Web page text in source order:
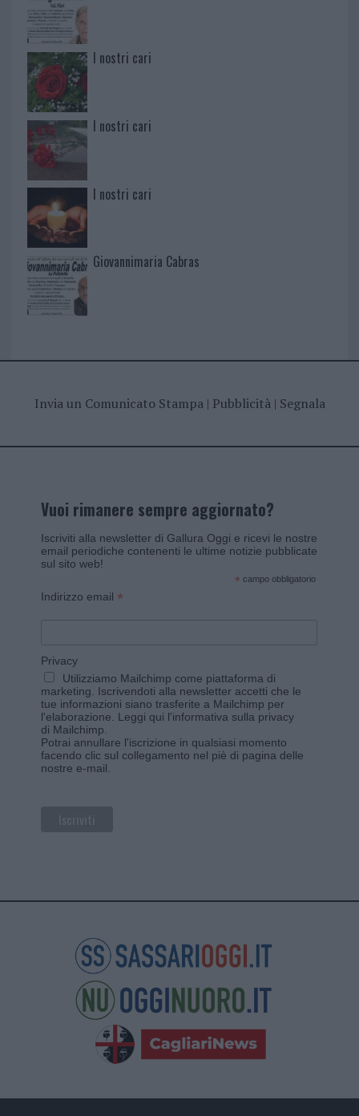
I nostri cari
I nostri cari
I nostri cari
Giovannimaria Cabras
Invia un Comunicato Stampa| Pubblicità| Segnala
Vuoi rimanere sempre aggiornato?
Iscriviti alla newsletter di Gallura Oggi e ricevi le nostre
email periodiche contenenti le ultime notizie pubblicate
sul sito web!
* campo obbligatorio
Indirizzo email *
Privacy
Utilizziamo Mailchimp come piattaforma di
marketing. Iscrivendoti alla newsletter accetti che le
tue informazioni siano trasferite a Mailchimp per
l'elaborazione. Leggi qui l'informativa sulla privacy
di Mailchimp
Potrai annullare l'iscrizione in qualsiasi momento
facendo clic sul collegamento nel piè di pagina delle
nostre e-mail.